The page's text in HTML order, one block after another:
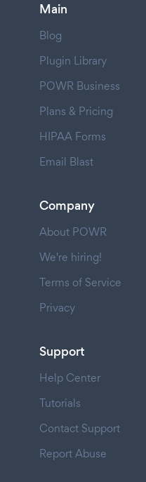
Main
Blog
Plugin Library
POWR Business
Plans & Pricing
HIPAA Forms
Email Blast
Company
About POWR
We're hiring!
Terms of Service
Privacy
Support
Help Center
Tutorials
Contact Support
Report Abuse